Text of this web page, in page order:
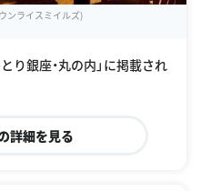
ンライスミイルズ)
り銀座・丸の内」に掲載され
詳細を見る